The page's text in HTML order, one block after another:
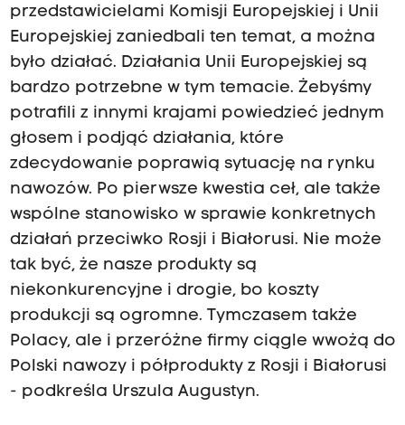
przedstawicielami Komisji Europejskiej i Unii
Europejskiej zaniedbali ten temat, a można
było działać. Działania Unii Europejskiej są
bardzo potrzebne w tym temacie. Żebyśmy
potrafili z innymi krajami powiedzieć jednym
głosem i podjąć działania, które
zdecydowanie poprawią sytuację na rynku
nawozów. Po pierwsze kwestia ceł, ale także
wspólne stanowisko w sprawie konkretnych
działań przeciwko Rosji i Białorusi. Nie może
tak być, że nasze produkty są
niekonkurencyjne i drogie, bo koszty
produkcji są ogromne. Tymczasem także
Polacy, ale i przeróżne firmy ciągle wwożą do
Polski nawozy i półprodukty z Rosji i Białorusi
- podkreśla Urszula Augustyn.